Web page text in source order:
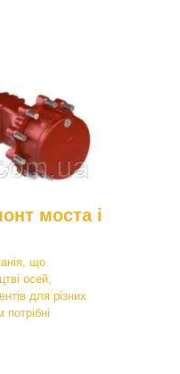
моста і
що
осей,
для різних